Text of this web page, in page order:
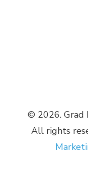
© 2026. Grad
All rights